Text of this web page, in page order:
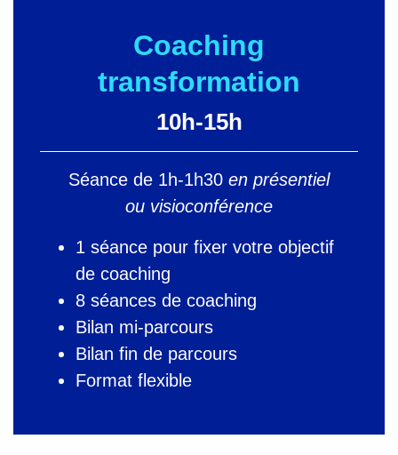
Coaching
transformation
10h-15h
Séance de 1h-1h30 en présentiel
ou visioconférence
1 séance pour fixer votre objectif
de coaching
8 séances de coaching
Bilan mi-parcours
Bilan fin de parcours
Format flexible